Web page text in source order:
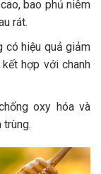
bao phủ niêm
rát.
có hiệu quả giảm
hợp với chanh
oxy hóa và